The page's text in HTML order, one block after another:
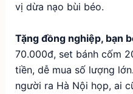
vị dừa nạo bùi béo.
Tặng đồng nghiệp, bạn
70.000đ, set bánh cốm
tiền, dễ mua số lượng
người ra Hà Nội họp, ai